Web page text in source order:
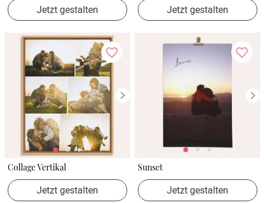
Jetzt gestalten Jetzt gestalten
Collage Vertikal
Jetzt gestalten
Sunset
Jetzt gestalten